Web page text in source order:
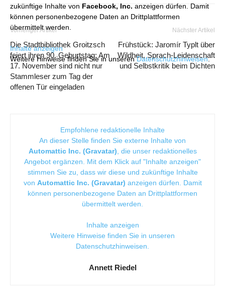
zukünftige Inhalte von Facebook, Inc. anzeigen dürfen. Damit
können personenbezogene Daten an Drittplattformen
übermittelt werden.
Inhalte anzeigen
Weitere Hinweise finden Sie in unserenDatenschutzhinweisen.
Vorheriger Artikel
Die Stadtbibliothek Groitzsch
feiert ihren 90. Geburtstag: Am
17. November sind nicht nur
Stammleser zum Tag der
offenen Tür eingeladen
Nächster Artikel
Frühstück: Jaromír Typlt über
Wildheit, Sprach-Leidenschaft
und Selbstkritik beim Dichten
Empfohlene redaktionelle Inhalte
An dieser Stelle finden Sie externe Inhalte von
Automattic Inc. (Gravatar) , die unser redaktionelles
Angebot ergänzen. Mit dem Klick auf "Inhalte anzeigen"
stimmen Sie zu, dass wir diese und zukünftige Inhalte
von Automattic Inc. (Gravatar) anzeigen dürfen. Damit
können personenbezogene Daten an Drittplattformen
übermittelt werden.
Inhalte anzeigen
Weitere Hinweise finden Sie in unseren
Datenschutzhinweisen
Annett Riedel